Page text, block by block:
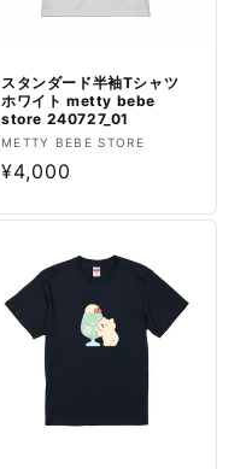
スタンダード半袖Tシャツ
ホワイト metty bebe
store 240727_01
販
売
METTY BEBE STORE
通
¥4,000